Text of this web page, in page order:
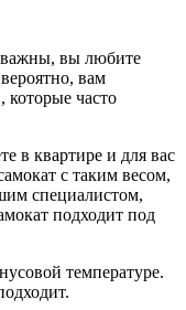
важны, вы любите
вам
которые часто
в квартире и для вас
с таким весом,
специалистом,
подходит под
температуре.